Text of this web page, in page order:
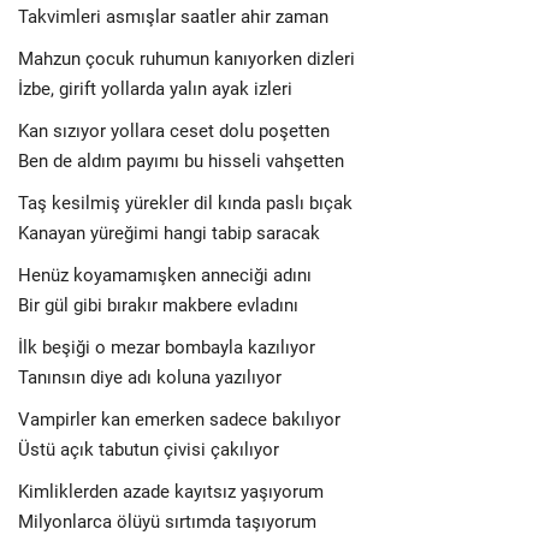
Takvimleri asmışlar saatler ahir zaman
Mahzun çocuk ruhumun kanıyorken dizleri
İzbe, girift yollarda yalın ayak izleri
Kan sızıyor yollara ceset dolu poşetten
Ben de aldım payımı bu hisseli vahşetten
Taş kesilmiş yürekler dil kında paslı bıçak
Kanayan yüreğimi hangi tabip saracak
Henüz koyamamışken anneciği adını
Bir gül gibi bırakır makbere evladını
İlk beşiği o mezar bombayla kazılıyor
Tanınsın diye adı koluna yazılıyor
Vampirler kan emerken sadece bakılıyor
Üstü açık tabutun çivisi çakılıyor
Kimliklerden azade kayıtsız yaşıyorum
Milyonlarca ölüyü sırtımda taşıyorum